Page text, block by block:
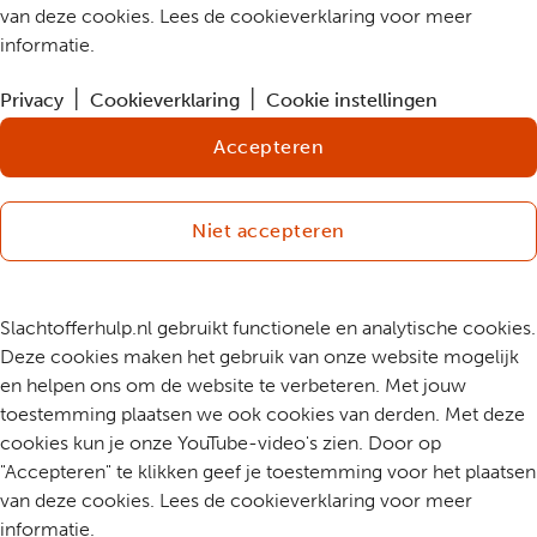
van deze cookies. Lees de cookieverklaring voor meer
informatie.
Privacy Cookieverklaring Cookie instellingen
Accepteren
Niet accepteren
Slachtofferhulp.nl gebruikt functionele en analytische cookies.
Deze cookies maken het gebruik van onze website mogelijk
en helpen ons om de website te verbeteren. Met jouw
toestemming plaatsen we ook cookies van derden. Met deze
cookies kun je onze YouTube-video's zien. Door op
"Accepteren" te klikken geef je toestemming voor het plaatsen
van deze cookies. Lees de cookieverklaring voor meer
informatie.